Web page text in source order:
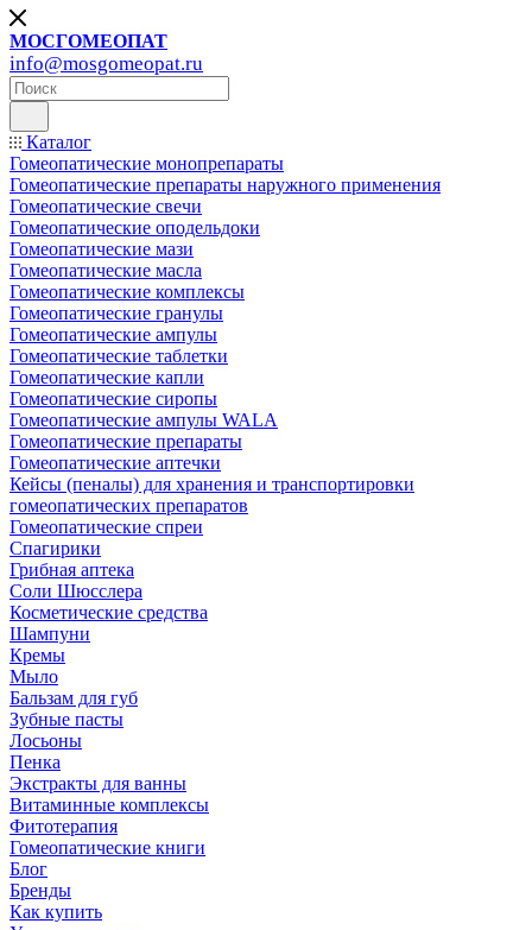
МОСГОМЕОПАТ
info@mosgomeopat.ru
Каталог
Гомеопатические монопрепараты
Гомеопатические препараты наружного применения
Гомеопатические свечи
Гомеопатические оподельдоки
Гомеопатические мази
Гомеопатические масла
Гомеопатические комплексы
Гомеопатические гранулы
Гомеопатические ампулы
Гомеопатические таблетки
Гомеопатические капли
Гомеопатические сиропы
Гомеопатические ампулы WALA
Гомеопатические препараты
Гомеопатические аптечки
Кейсы (пеналы) для хранения и транспортировки
гомеопатических препаратов
Гомеопатические спреи
Спагирики
Грибная аптека
Соли Шюсслера
Косметические средства
Шампуни
Кремы
Мыло
Бальзам для губ
Зубные пасты
Лосьоны
Пенка
Экстракты для ванны
Витаминные комплексы
Фитотерапия
Гомеопатические книги
Блог
Бренды
Как купить